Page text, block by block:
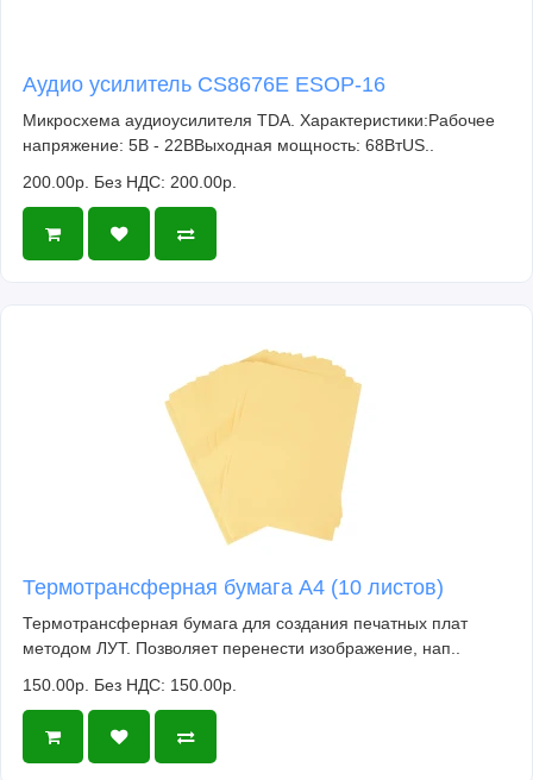
Аудио усилитель CS8676E ESOP-16
Микросхема аудиоусилителя TDA. Характеристики:Рабочее
напряжение: 5В - 22ВВыходная мощность: 68ВтUS..
200.00р. Без НДС: 200.00р.
Термотрансферная бумага А4 (10 листов)
Термотрансферная бумага для создания печатных плат
методом ЛУТ. Позволяет перенести изображение, нап..
150.00р. Без НДС: 150.00р.